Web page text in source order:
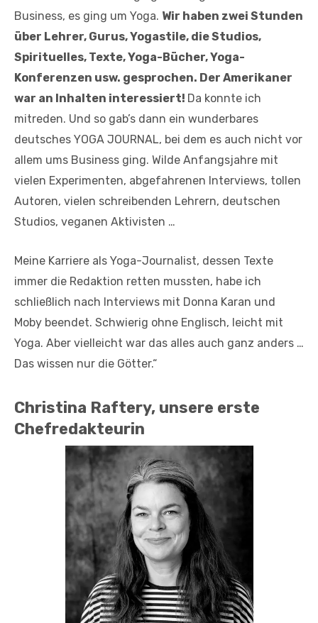
Business, es ging um Yoga. Wir haben zwei Stunden
über Lehrer, Gurus, Yogastile, die Studios,
Spirituelles, Texte, Yoga-Bücher, Yoga-
Konferenzen usw. gesprochen. Der Amerikaner
war an Inhalten interessiert! Da konnte ich
mitreden. Und so gab’s dann ein wunderbares
deutsches YOGA JOURNAL, bei dem es auch nicht vor
allem ums Business ging. Wilde Anfangsjahre mit
vielen Experimenten, abgefahrenen Interviews, tollen
Autoren, vielen schreibenden Lehrern, deutschen
Studios, veganen Aktivisten …
Meine Karriere als Yoga-Journalist, dessen Texte
immer die Redaktion retten mussten, habe ich
schließlich nach Interviews mit Donna Karan und
Moby beendet. Schwierig ohne Englisch, leicht mit
Yoga. Aber vielleicht war das alles auch ganz anders …
Das wissen nur die Götter.“
Christina Raftery, unsere erste
Chefredakteurin